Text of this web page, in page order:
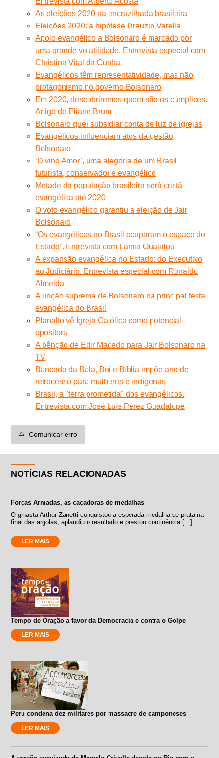
As eleições 2020 na encruzilhada brasileira
Eleições 2020: a hipótese Drauzio Varella
Apoio evangélico a Bolsonaro é marcado por
uma grande volatilidade. Entrevista especial com
Christina Vital da Cunha
Evangélicos têm representatividade, mas não
protagonismo no governo Bolsonaro
Em 2020, descobriremos quem são os cúmplices.
Artigo de Eliane Brum
Bolsonaro quer subsidiar conta de luz de igrejas
Evangélicos influenciam atos da gestão
Bolsonaro
‘Divino Amor’, uma alegoria de um Brasil
futurista, conservador e evangélico
Metade da população brasileira será cristã
evangélica até 2020
O voto evangélico garantiu a eleição de Jair
Bolsonaro
“Os evangélicos no Brasil ocuparam o espaço do
Estado”. Entrevista com Lamia Oualalou
A expansão evangélica no Estado: do Executivo
ao Judiciário. Entrevista especial com Ronaldo
Almeida
A unção suprema de Bolsonaro na principal festa
evangélica do Brasil
Planalto vê Igreja Católica como potencial
opositora
A bênção de Edir Macedo para Jair Bolsonaro na
TV
Bancada da Bala, Boi e Bíblia impõe ano de
retrocesso para mulheres e indígenas
Brasil, a "terra prometida" dos evangélicos.
Entrevista com José Luís Pérez Guadalupe
⚠️ Comunicar erro
NOTÍCIAS RELACIONADAS
Forças Armadas, as caçadoras de medalhas
O ginasta Arthur Zanetti conquistou a esperada medalha de prata na
final das argolas, aplaudiu o resultado e prestou continência [...]
LER MAIS
Tempo de Oração a favor da Democracia e contra o Golpe
LER MAIS
Peru condena dez militares por massacre de camponeses
LER MAIS